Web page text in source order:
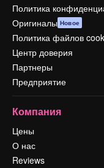
Политика
Оригиналы Новое
Политика файлов
Центр доверия
Партнеры
Предприятие
Компания
Цены
О нас
Reviews